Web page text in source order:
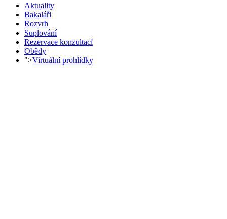
Aktuality
Bakaláři
Rozvrh
Suplování
Rezervace konzultací
Obědy
">Virtuální prohlídky